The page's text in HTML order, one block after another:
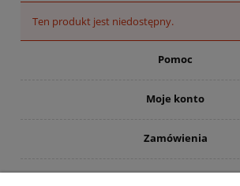
Ten produkt jest niedostępny.
Pomoc
Moje konto
Zamówienia
Informacje